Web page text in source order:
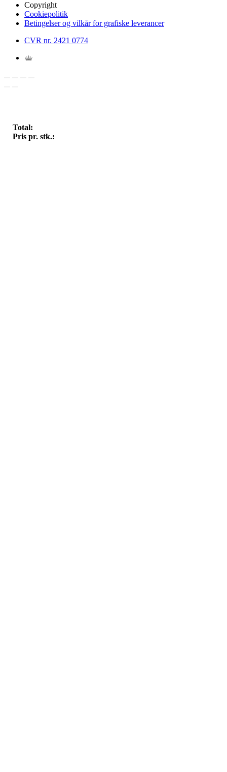
Total:
Pris pr. stk.:
Copyright
Cookiepolitik
Betingelser og vilkår for grafiske leverancer
CVR nr. 2421 0774